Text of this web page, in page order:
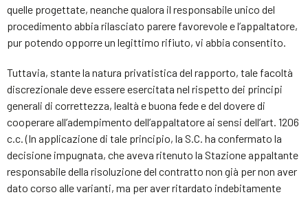
quelle progettate, neanche qualora il responsabile unico del
procedimento abbia rilasciato parere favorevole e l’appaltatore,
pur potendo opporre un legittimo rifiuto, vi abbia consentito.
Tuttavia, stante la natura privatistica del rapporto, tale facoltà
discrezionale deve essere esercitata nel rispetto dei principi
generali di correttezza, lealtà e buona fede e del dovere di
cooperare all’adempimento dell’appaltatore ai sensi dell’art. 1206
c.c. (In applicazione di tale principio, la S.C. ha confermato la
decisione impugnata, che aveva ritenuto la Stazione appaltante
responsabile della risoluzione del contratto non già per non aver
dato corso alle varianti, ma per aver ritardato indebitamente